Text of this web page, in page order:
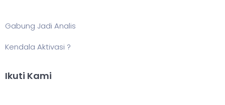
Gabung Jadi Analis
Kendala Aktivasi ?
Ikuti Kami